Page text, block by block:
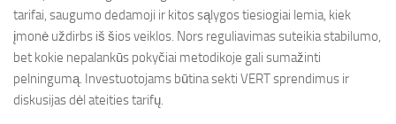
tarifai, saugumo dedamoji ir kitos sąlygos tiesiogiai lemia, kiek
įmonė uždirbs iš šios veiklos. Nors reguliavimas suteikia stabilumo,
bet kokie nepalankūs pokyčiai metodikoje gali sumažinti
pelningumą. Investuotojams būtina sekti VERT sprendimus ir
diskusijas dėl ateities tarifų.